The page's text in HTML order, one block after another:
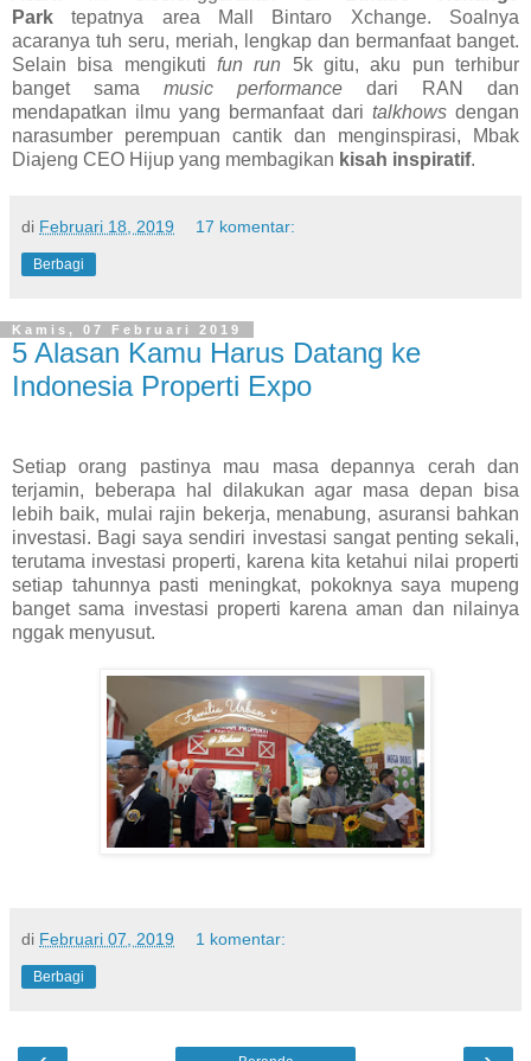
Park tepatnya area Mall Bintaro Xchange. Soalnya
acaranya tuh seru, meriah, lengkap dan bermanfaat banget.
Selain bisa mengikuti fun run 5k gitu, aku pun terhibur
banget sama music performance dari RAN dan
mendapatkan ilmu yang bermanfaat dari talkhows dengan
narasumber perempuan cantik dan menginspirasi, Mbak
Diajeng CEO Hijup yang membagikan kisah inspiratif.
di Februari 18, 2019 17 komentar:
Berbagi
Kamis, 07 Februari 2019
5 Alasan Kamu Harus Datang ke
Indonesia Properti Expo
Setiap orang pastinya mau masa depannya cerah dan
terjamin, beberapa hal dilakukan agar masa depan bisa
lebih baik, mulai rajin bekerja, menabung, asuransi bahkan
investasi. Bagi saya sendiri investasi sangat penting sekali,
terutama investasi properti, karena kita ketahui nilai properti
setiap tahunnya pasti meningkat, pokoknya saya mupeng
banget sama investasi properti karena aman dan nilainya
nggak menyusut.
di Februari 07, 2019 1 komentar:
Berbagi